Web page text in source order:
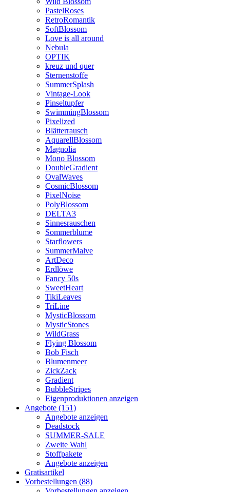
PastelRoses
RetroRomantik
SoftBlossom
Love is all around
Nebula
OPTIK
kreuz und quer
Sternenstoffe
SummerSplash
Vintage-Look
Pinseltupfer
SwimmingBlossom
Pixelized
Blätterrausch
AquarellBlossom
Magnolia
Mono Blossom
DoubleGradient
OvalWaves
CosmicBlossom
PixelNoise
PolyBlossom
DELTA3
Sinnesrauschen
Sommerblume
Starflowers
SummerMalve
ArtDeco
Erdlöwe
Fancy 50s
SweetHeart
TikiLeaves
TriLine
MysticBlossom
MysticStones
WildGrass
Flying Blossom
Bob Fisch
Blumenmeer
ZickZack
Gradient
BubbleStripes
Eigenproduktionen anzeigen
Angebote (151)
Angebote anzeigen
Deadstock
SUMMER-SALE
Zweite Wahl
Stoffpakete
Angebote anzeigen
Gratisartikel
Vorbestellungen (88)